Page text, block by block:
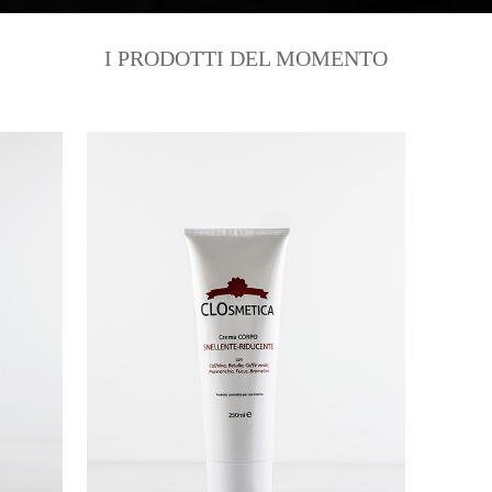
I PRODOTTI DEL MOMENTO